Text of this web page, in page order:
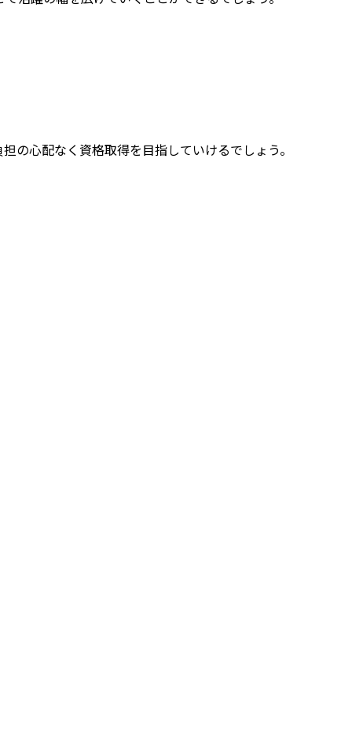
の心配なく資格取得を目指していけるでしょう。